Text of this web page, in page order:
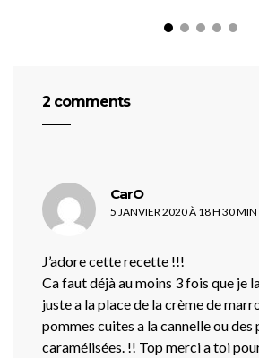
2 comments
CarOdit :
5 JANVIER 2020 À 18 H 30 MIN
J’adore cette recette !!!
Ca faut déjà au moins 3 fois que je
juste a la place de la crème de
pommes cuites a la cannelle ou des
caramélisées. !! Top merci a toi